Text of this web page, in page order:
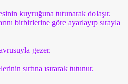
kuyruğuna tutunarak dolaşır.
birbirlerine göre ayarlayıp sırayla
gezer.
sırtına ısırarak tutunur.